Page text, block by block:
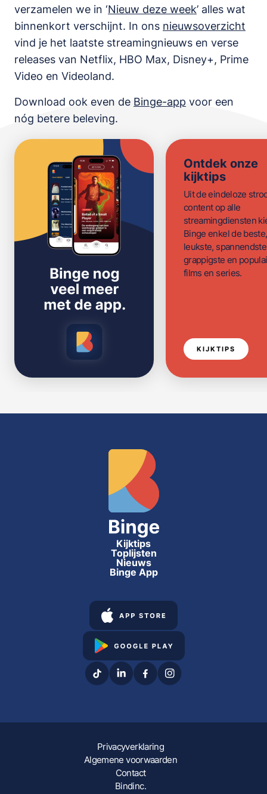
verzamelen we in ‘Nieuw deze week’ alles wat
binnenkort verschijnt. In ons nieuwsoverzicht
vind je het laatste streamingnieuws en verse
releases van Netflix, HBO Max, Disney+, Prime
Video en Videoland.
Download ook even de Binge-app voor een
nóg betere beleving.
Ontdek onze
kijktips
Uit de eindeloze
content op alle
streamingdiensten
Binge enkel de beste,
leukste,
grappigste en
films en series.
KIJKTIPS
Kijktips
Toplijsten
Nieuws
Binge App
Privacyverklaring
Algemene voorwaarden
Contact
Bindinc.